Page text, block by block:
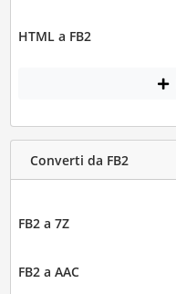
HTML a FB2
Converti da FB2
FB2 a 7Z
FB2 a AAC